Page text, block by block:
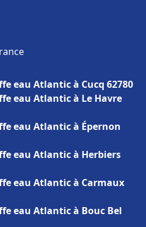
eau Atlantic à Cucq 62780
eau Atlantic à Le Havre
eau Atlantic à Épernon
eau Atlantic à Herbiers
eau Atlantic à Carmaux
eau Atlantic à Bouc Bel